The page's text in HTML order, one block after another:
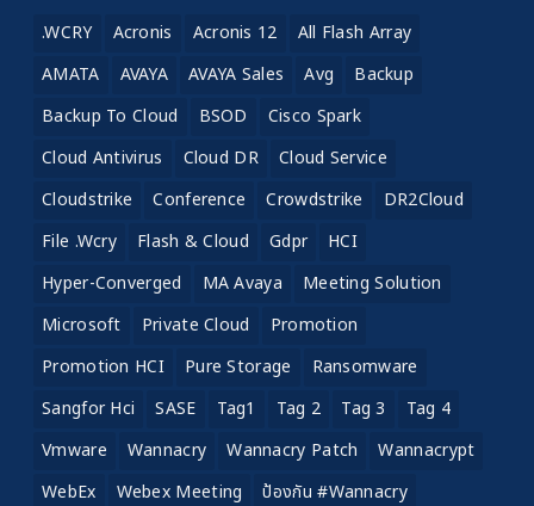
.WCRY Acronis Acronis 12
All Flash Array
AMATA
AVAYA AVAYA Sales Avg
Backup
Backup To Cloud
BSOD
Cisco Spark
Cloud Antivirus
Cloud DR
Cloud Service
Cloudstrike
Conference Crowdstrike
DR2Cloud
File .wcry
Flash & Cloud Gdpr
HCI
Hyper-Converged
MA Avaya
Meeting Solution
Microsoft
Private Cloud
Promotion
Promotion HCI
Pure Storage
Ransomware
Sangfor Hci
SASE Tag1 Tag 2 Tag 3
Tag 4
Vmware
Wannacry Wannacry Patch
Wannacrypt
WebEx
Webex Meeting ป้องกัน #wannacry